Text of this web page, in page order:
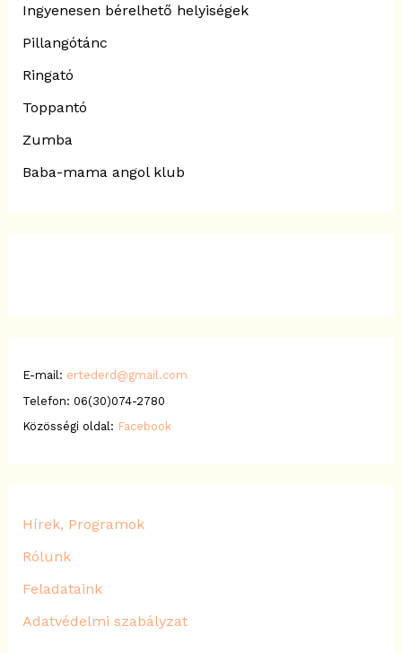
Ingyenesen bérelhető helyiségek
Pillangótánc
Ringató
Toppantó
Zumba
Baba-mama angol klub
E-mail: ertederd@gmail.com
Telefon: 06(30)074-2780
Közösségi oldal: Facebook
Hírek, Programok
Rólunk
Feladataink
Adatvédelmi szabályzat